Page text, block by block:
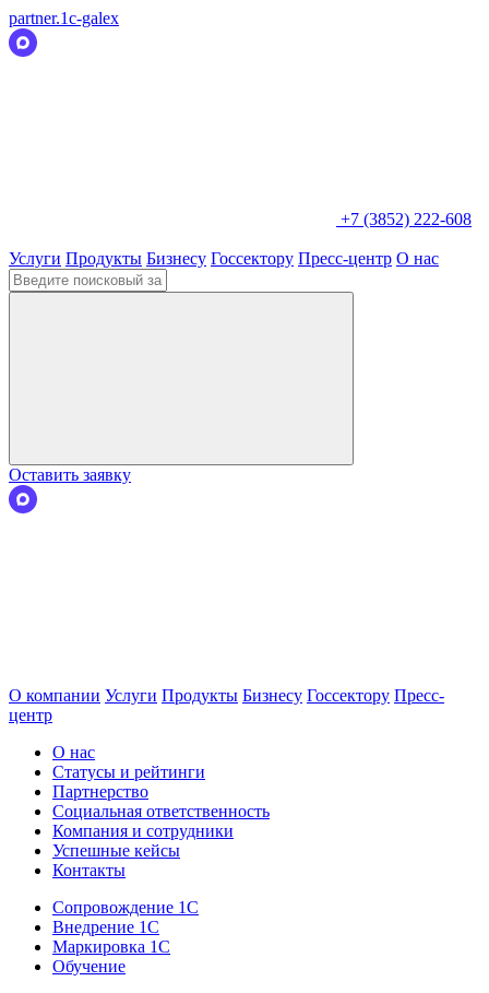
partner.1c-galex
+7 (3852) 222-608
Услуги Продукты Бизнесу Госсектору Пресс-центр О нас
Оставить заявку
О компании Услуги Продукты Бизнесу Госсектору Пресс-
центр
О нас
Статусы и рейтинги
Партнерство
Социальная ответственность
Компания и сотрудники
Успешные кейсы
Контакты
Сопровождение 1С
Внедрение 1С
Маркировка 1С
Обучение